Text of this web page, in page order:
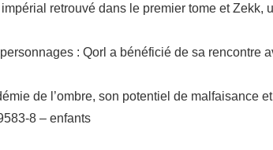
retrouvé dans le premier tome et Zekk,
: Qorl a bénéficié de sa rencontre
de l’ombre, son potentiel de malfaisance
8 – enfants